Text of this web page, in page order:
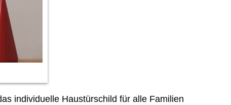
individuelle Haustürschild für alle Familien